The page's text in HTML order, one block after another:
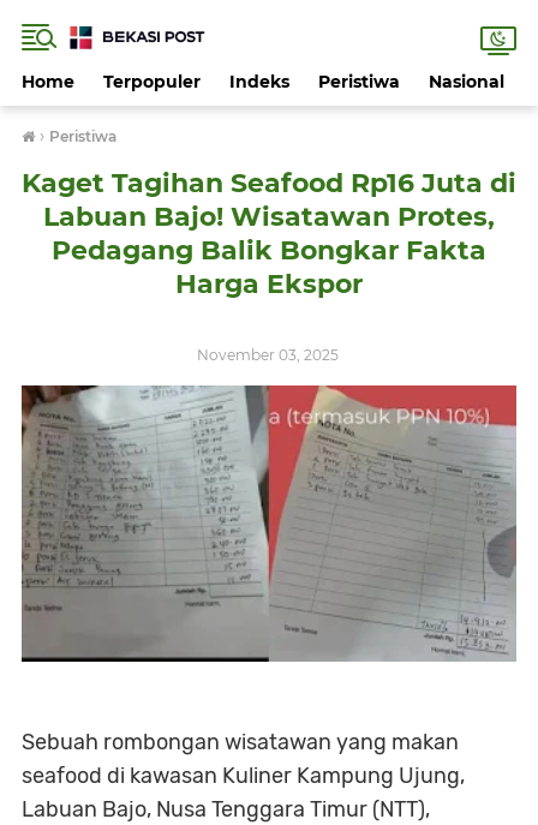
Home Terpopuler Indeks Peristiwa Nasional
› Peristiwa
Kaget Tagihan Seafood Rp16 Juta di
Labuan Bajo! Wisatawan Protes,
Pedagang Balik Bongkar Fakta
Harga Ekspor
November 03, 2025
Sebuah rombongan wisatawan yang makan
seafood di kawasan Kuliner Kampung Ujung,
Labuan Bajo, Nusa Tenggara Timur (NTT),